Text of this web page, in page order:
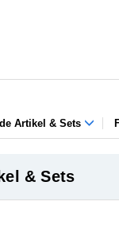
Artikel & Sets
& Sets